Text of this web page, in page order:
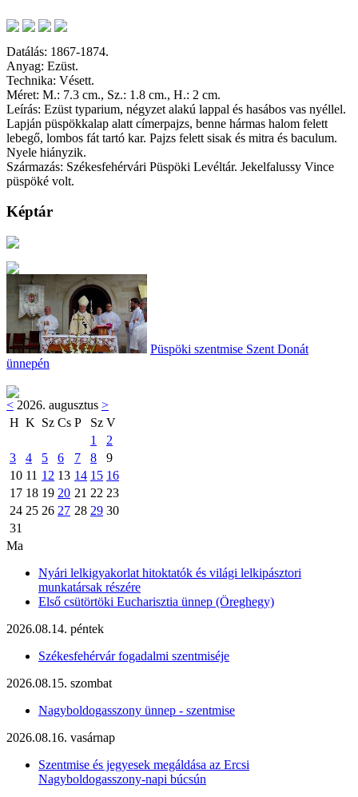
Datálás: 1867-1874.
Anyag: Ezüst.
Technika: Vésett.
Méret: M.: 7.3 cm., Sz.: 1.8 cm., H.: 2 cm.
Leírás: Ezüst typarium, négyzet alakú lappal és hasábos vas nyéllel.
Lapján püspökkalap alatt címerpajzs, benne hármas halom felett
lebegő, lombos fát tartó kar. Pajzs felett sisak és mitra és baculum.
Nyele hiányzik.
Származás: Székesfehérvári Püspöki Levéltár. Jekelfalussy Vince
püspöké volt.
Képtár
Püspöki szentmise Szent Donát
ünnepén
< 2026. augusztus >
H K Sz Cs P Sz V
1
2
3
4 5 6 7 8
9
10 11 12 13 14 15 16
17 18 19 20 21 22 23
24 25 26 27 28 29 30
31
Ma
Nyári lelkigyakorlat hitoktatók és világi lelkipásztori
munkatársak részére
Első csütörtöki Eucharisztia ünnep (Öreghegy)
2026.08.14. péntek
Székesfehérvár fogadalmi szentmiséje
2026.08.15. szombat
Nagyboldogasszony ünnep - szentmise
2026.08.16. vasárnap
Szentmise és jegyesek megáldása az Ercsi
Nagyboldogasszony-napi búcsún